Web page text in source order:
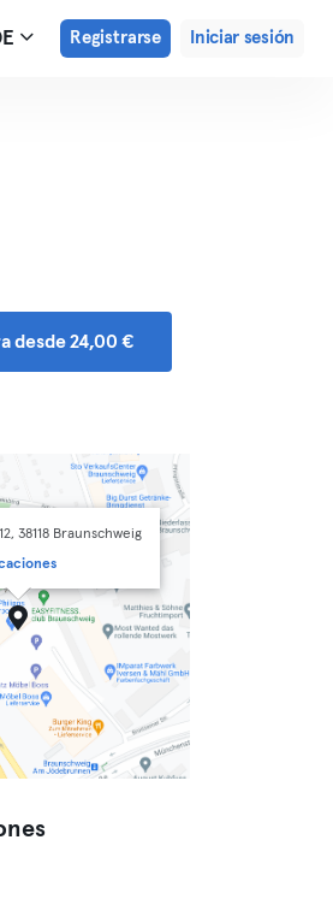
Registrarse Iniciar sesión
desde 24,00 €
38118 Braunschweig